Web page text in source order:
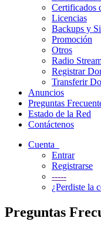
Certificados
Licencias
Backups y
Promoción
Otros
Radio
Registrar
Transferir
Anuncios
Preguntas
Estado de la Red
Contáctenos
Cuenta
Entrar
Registrarse
-----
¿Perdiste la
Preguntas